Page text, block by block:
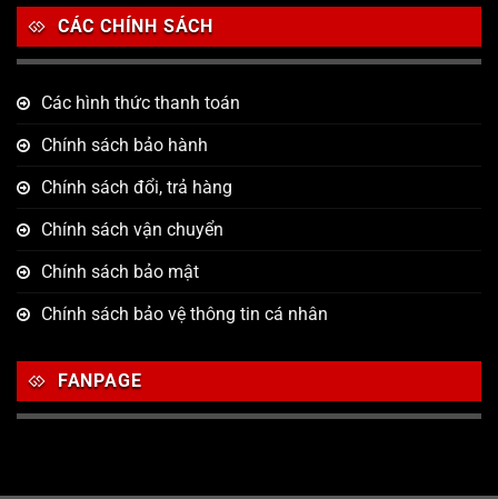
CÁC CHÍNH SÁCH
Các hình thức thanh toán
Chính sách bảo hành
Chính sách đổi, trả hàng
Chính sách vận chuyển
Chính sách bảo mật
Chính sách bảo vệ thông tin cá nhân
FANPAGE